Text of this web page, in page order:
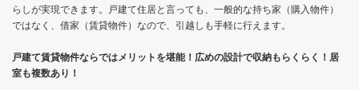
らしが実現できます。戸建て住居と言っても、一般的な持ち家（購入物件）
ではなく、借家（賃貸物件）なので、引越しも手軽に行えます。
戸建て賃貸物件ならではメリットを堪能！広めの設計で収納もらくらく！居
室も複数あり！